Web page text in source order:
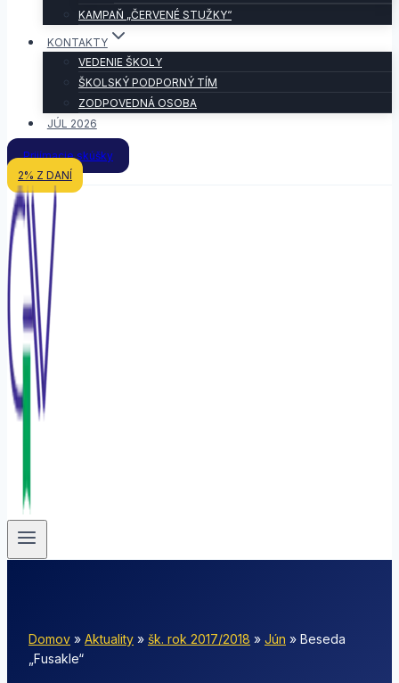
KAMPAŇ „ČERVENÉ STUŽKY“
KONTAKTY
VEDENIE ŠKOLY
ŠKOLSKÝ PODPORNÝ TÍM
ZODPOVEDNÁ OSOBA
JÚL 2026
Prijímacie skúšky
2% Z DANÍ
Domov » Aktuality » šk. rok 2017/2018 » Jún » Beseda
„Fusakle“